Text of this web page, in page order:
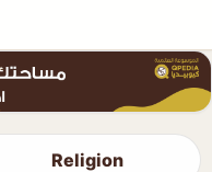
Religion